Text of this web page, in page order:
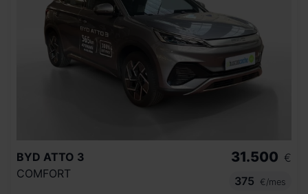
BYD ATTO 3
COMFORT
31.500 €
375
€/mes